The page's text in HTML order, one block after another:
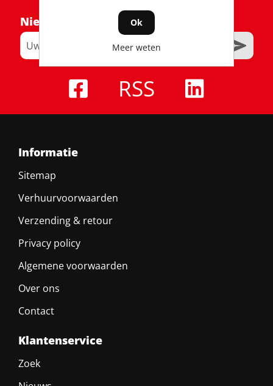
Nieuwsbrief
RSS
Informatie
Sitemap
Verhuurvoorwaarden
Verzending & retour
Privacy policy
Algemene voorwaarden
Over ons
Contact
Klantenservice
Zoek
Ok
Meer weten